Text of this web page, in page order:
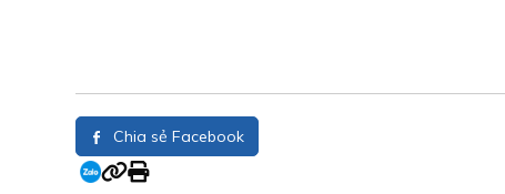
Chia sẻ Facebook